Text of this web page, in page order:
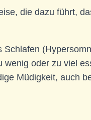
die dazu führt,
Schlafen
oder zu viel
Müdigkeit, auch